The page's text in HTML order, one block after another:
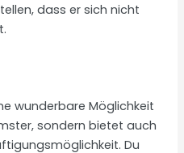
dass er sich nicht
wunderbare Möglichkeit
sondern bietet auch
Du